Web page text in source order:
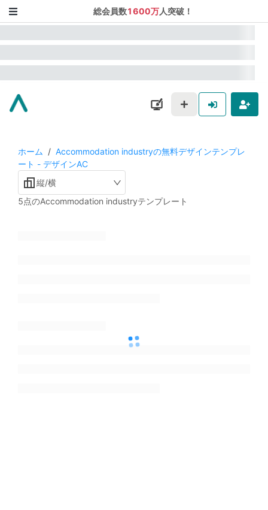
総会員数1600万人突破！
ホーム / Accommodation industryの無料デザインテンプレ
ート - デザインAC
縦/横
5点のAccommodation industryテンプレート